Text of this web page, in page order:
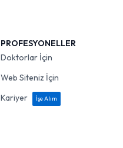
PROFESYONELLER
Doktorlar İçin
Web Siteniz İçin
Kariyer
İşe Alım